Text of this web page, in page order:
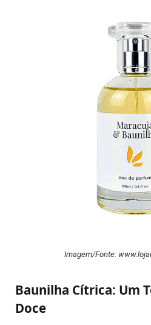
Imagem/Fonte:
Baunilha Cítrica: Um
Doce